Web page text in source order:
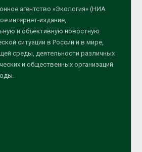
агентство «Экология» (НИА
интернет-издание,
и объективную новостную
ситуации в России и в мире,
среды, деятельности различных
и общественных организаций